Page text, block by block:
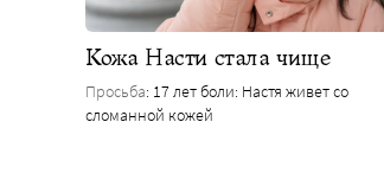
Кожа Насти стала чище
Просьба: 17 лет боли: Настя живет со
сломанной кожей